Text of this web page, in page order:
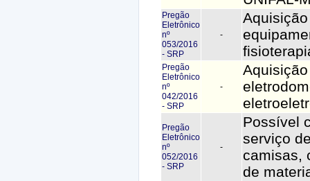
Pregão
Eletrônico
nº
053/2016
- SRP
-
Pregão
Eletrônico
nº
042/2016
- SRP
-
Pregão
Eletrônico
nº
052/2016
- SRP
-
Possível
serviço
camisas,
de